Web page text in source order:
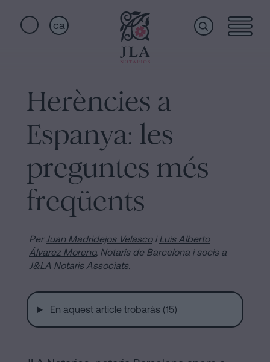
ca
Serveis
Qui
som
Instal·lacions
Notaria
en
ràpids
Jura
de
nacionalitat
a
Barcelona
Notaria
Acceptar
una
Herència
Herències a
Espanya: les
preguntes més
freqüents
Per Juan Madridejos VelascoiLuis Alberto
Álvarez Moreno, Notaris de Barcelona i socis a
J&LA Notaris Associats.
En aquest article trobaràs (15)